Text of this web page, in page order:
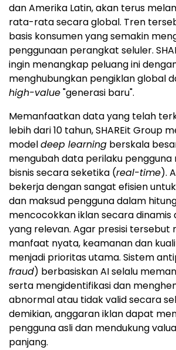
dan Amerika Latin, akan terus
rata-rata secara global. Tren
basis konsumen yang semakin
penggunaan perangkat seluler.
ingin menangkap peluang ini
menghubungkan pengiklan global
high-value"generasi baru".
Memanfaatkan data yang telah
lebih dari 10 tahun, SHAREit Group
modeldeep learning berskala
mengubah data perilaku pengguna
bisnis secara seketika (real-time).
bekerja dengan sangat efisien
dan maksud pengguna dalam
mencocokkan iklan secara dinamis
yang relevan. Agar presisi tersebut
manfaat nyata, keamanan dan
menjadi prioritas utama. Sistem
fraud) berbasiskan AI selalu
serta mengidentifikasi dan
abnormal atau tidak valid secara
demikian, anggaran iklan dapat
pengguna asli dan mendukung
panjang.